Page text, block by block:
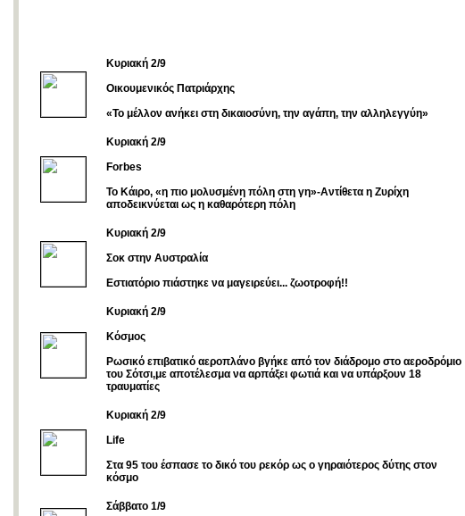
Κυριακή 2/9
Οικουμενικός Πατριάρχης
«Το μέλλον ανήκει στη δικαιοσύνη, την αγάπη, την αλληλεγγύη»
Kυριακή 2/9
Forbes
To Κάιρο, «η πιο μολυσμένη πόλη στη γη»-Aντίθετα η Ζυρίχη
αποδεικνύεται ως η καθαρότερη πόλη
Κυριακή 2/9
Σοκ στην Αυστραλία
Εστιατόριο πιάστηκε να μαγειρεύει... ζωοτροφή!!
Κυριακή 2/9
Κόσμος
Ρωσικό επιβατικό αεροπλάνο βγήκε από τον διάδρομο στο αεροδρόμιο
του Σότσι,με αποτέλεσμα να αρπάξει φωτιά και να υπάρξουν 18
τραυματίες
Κυριακή 2/9
Life
Στα 95 του έσπασε το δικό του ρεκόρ ως ο γηραιότερος δύτης στον
κόσμο
Σάββατο 1/9